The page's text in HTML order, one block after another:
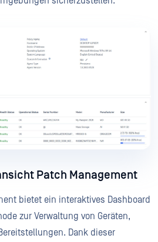
Patch Management
bietet ein interaktives Dashboard
zur Verwaltung von Geräten,
Dank dieser